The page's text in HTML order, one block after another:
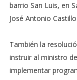
barrio San Luis, en
José Antonio Castillo.
También la
instruir al ministro
implementar